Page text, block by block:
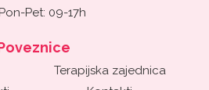
Pon-Pet: 09-17h
Terapijska zajednica